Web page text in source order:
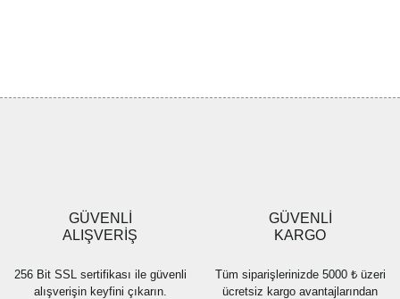
Ürün fiyatı diğer sitelerden daha pahalı.
Bu ürüne benzer farklı alternatifler olmalı.
GÜVENLİ
ALIŞVERİŞ
256 Bit SSL sertifikası ile güvenli
alışverişin keyfini çıkarın.
GÜVENLİ
KARGO
Tüm siparişlerinizde 5000 ₺ üzeri
ücretsiz kargo avantajlarından